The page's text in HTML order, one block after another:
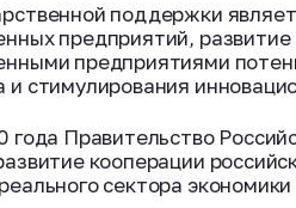
поддержки
предприятий,
предприятиями
и стимулирования
года Правительство
кооперации
сектора